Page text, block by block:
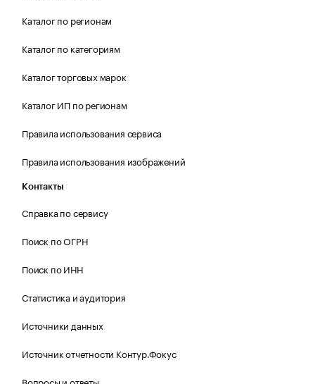
Каталог по регионам
Каталог по категориям
Каталог торговых марок
Каталог ИП по регионам
Правила использования сервиса
Правила использования изображений
Контакты
Справка по сервису
Поиск по ОГРН
Поиск по ИНН
Статистика и аудитория
Источники данных
Источник отчетности Контур.Фокус